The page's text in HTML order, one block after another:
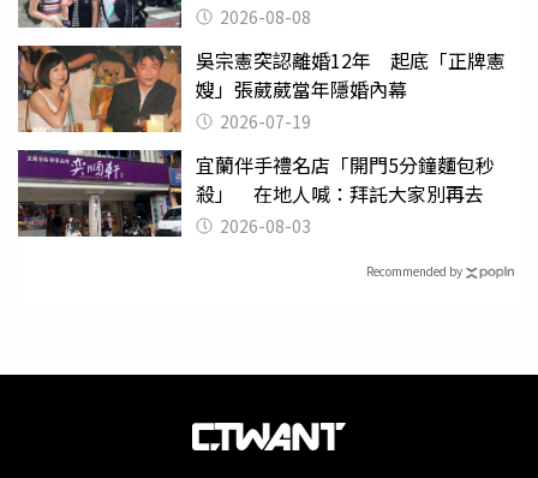
2026-08-08
吳宗憲突認離婚12年 起底「正牌憲
嫂」張葳葳當年隱婚內幕
2026-07-19
宜蘭伴手禮名店「開門5分鐘麵包秒
殺」 在地人喊：拜託大家別再去
2026-08-03
Recommended by